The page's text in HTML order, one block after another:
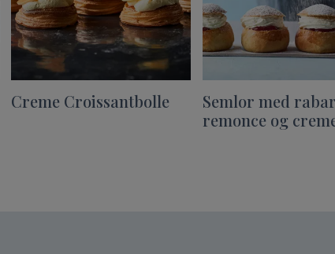
Creme Croissantbolle
Semlor med
remonce og